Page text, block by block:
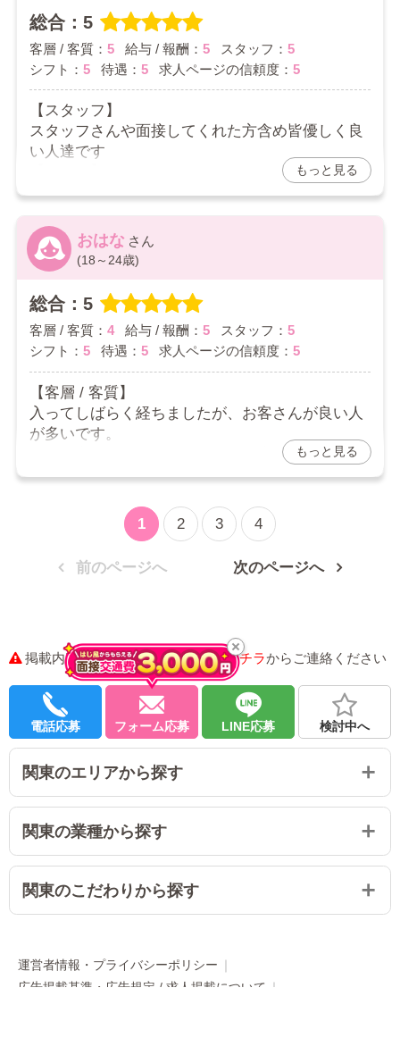
特に食い違い等生まれず良かったなと思ってま
す！
2026/03/14
総合：5
客層 / 客質： 5 給与 / 報酬： 5 スタッフ： 5
シフト： 5 待遇： 5 求人ページの信頼度： 5
【スタッフ】
スタッフさんや面接してくれた方含め皆優しく良
い人達です
隙間時間にお仕事できてますので満足です！
【総評】
入店して間もないですが、不満に思ったことは
一度も無く、何不便が無いのでとても気に入って
ます♪
2026/03/08
もっと見る
おはな
(18～24歳)
総合：5
客層 / 客質： 4 給与 / 報酬： 5 スタッフ： 5
シフト： 5 待遇： 5 求人ページの信頼度： 5
【客層 / 客質】
入ってしばらく経ちましたが、お客さんが良い人
が多いです。
たまに変な人もいますが、他のお店に比べて圧倒
的に少ないと思います。
【給与 / 報酬】
求人と違うとかもないし、頑張ったらもらえるボ
【シフト】
完全に自由なので、何時から出ろとかも言われた
ことないですし好き勝手にシフトを組ませてもら
ってます！
【総評】
前のお店より全然稼げるようになったし、感謝し
ています！
これからも頑張ります！
もっと見る
1 2 3 4
前のページへ 次のページへ
掲載内容に誤りがございましたらコチラからご連絡ください
電話応募 フォーム応募 LINE応募 検討中へ
関東のエリアから探す
関東の業種から探す
関東のこだわりから探す
運営者情報・プライバシーポリシー
広告掲載基準・広告規定 / 求人掲載について